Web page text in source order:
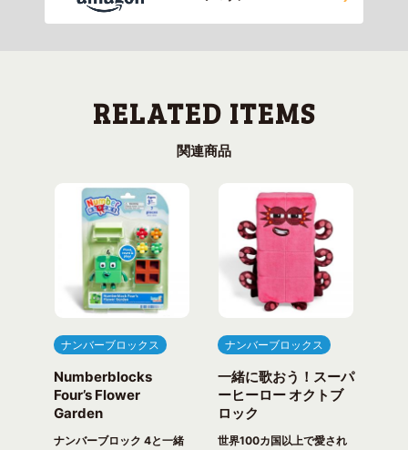
関連商品
ナンバーブロックス
Numberblocks
Four’s Flower
Garden
ナンバーブロック 4と一緒
ナンバーブロックス
一緒に歌おう！スーパ
ーヒーロー オクトブ
ロック
世界100カ国以上で愛され